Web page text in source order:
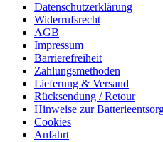
Datenschutzerklärung
Widerrufsrecht
AGB
Impressum
Barrierefreiheit
Zahlungsmethoden
Lieferung & Versand
Rücksendung / Retour
Hinweise zur
Cookies
Anfahrt